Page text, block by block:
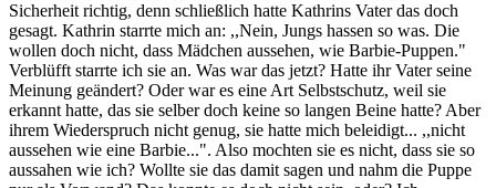
Sicherheit richtig, denn schließlich hatte Kathrins Vater das doch
gesagt. Kathrin starrte mich an: ,,Nein, Jungs hassen so was. Die
wollen doch nicht, dass Mädchen aussehen, wie Barbie-Puppen."
Verblüfft starrte ich sie an. Was war das jetzt? Hatte ihr Vater seine
Meinung geändert? Oder war es eine Art Selbstschutz, weil sie
erkannt hatte, das sie selber doch keine so langen Beine hatte? Aber
ihrem Wiederspruch nicht genug, sie hatte mich beleidigt... ,,nicht
aussehen wie eine Barbie...". Also mochten sie es nicht, dass sie so
aussahen wie ich? Wollte sie das damit sagen und nahm die Puppe